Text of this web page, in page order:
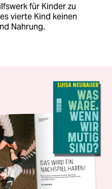
für Kinder zu
vierte Kind keinen
Nahrung.